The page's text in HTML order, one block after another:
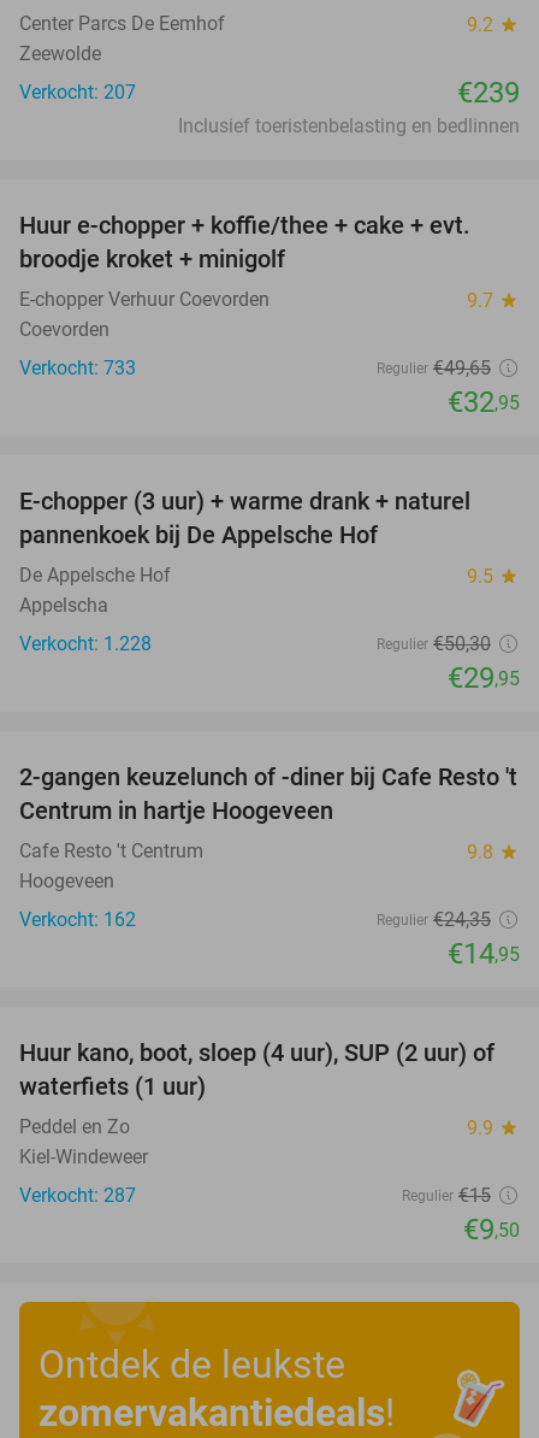
Center Parcs De Eemhof 9.2 star
Zeewolde
Verkocht: 207
€239
Inclusief toeristenbelasting en bedlinnen
34%
Huur e-chopper + koffie/thee + cake + evt.
broodje kroket + minigolf
E-chopper Verhuur Coevorden 9.7 star
Coevorden
Verkocht: 733
Regulier €49,65
€32,95
40%
E-chopper (3 uur) + warme drank + naturel
pannenkoek bij De Appelsche Hof
De Appelsche Hof 9.5 star
Appelscha
Verkocht: 1.228
Regulier €50,30
€29,95
39%
2-gangen keuzelunch of -diner bij Cafe Resto 't
Centrum in hartje Hoogeveen
Cafe Resto 't Centrum 9.8 star
Hoogeveen
Verkocht: 162
Regulier €24,35
€14,95
37%
Huur kano, boot, sloep (4 uur), SUP (2 uur) of
waterfiets (1 uur)
Peddel en Zo 9.9 star
Kiel-Windeweer
Verkocht: 287
Regulier €15
€9,50
Ontdek de leukste
zomervakantiedeals!